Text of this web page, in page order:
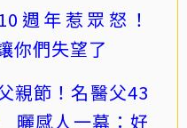
週年惹眾怒！
你們失望了
親節！名醫父43
曬感人一幕：好